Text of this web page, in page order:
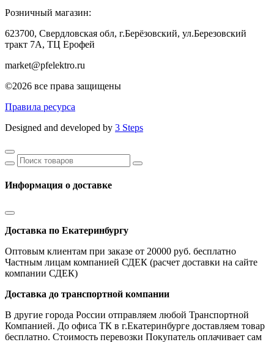
Розничный магазин:
623700, Свердловская обл, г.Берёзовский, ул.Березовский
тракт 7А, ТЦ Ерофей
market@pfelektro.ru
©2026 все права защищены
Правила ресурса
Designed and developed by 3 Steps
Информация о доставке
Доставка по Екатеринбургу
Оптовым клиентам при заказе от 20000 руб. бесплатно
Частным лицам компанией СДЕК (расчет доставки на сайте
компании СДЕК)
Доставка до транспортной компании
В другие города России отправляем любой Транспортной
Компанией. До офиса ТК в г.Екатеринбурге доставляем товар
бесплатно. Стоимость перевозки Покупатель оплачивает сам